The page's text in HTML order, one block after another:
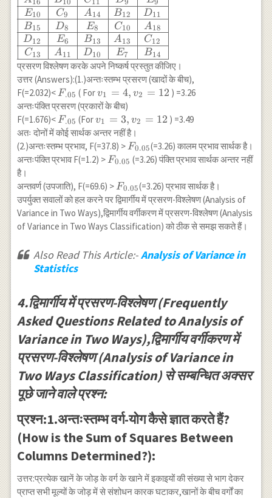
& 23 & 26 &
22 \\ 3 & 17
& 19 & 22 &
20 & 21 \\ 4
& 21 & 18 &
25 & 23 & 24
\\ \hline
\end{array}
{|c|c|c|c|c|}
\hline A_{16}
& B_{10} &
C_{11} &
D_{9} &
E_{9} \\
\hline E_{10}
& C_9 &
A_{14} &
B_{12} &
D_{11} \\
\hline B_{15}
& D_8 & E_8
& C_{10} &
A_{18} \\
\hline D_{12}
& E_6 &
B_{13} &
C_{12} \\
\hline C_{13}
D_{10} &
E_7 &
B_{14} \\
\hline
\end{array}
E10
B15
D12
C13
C9
D8
E6
A11
A14
E8
B13
D10
B12
C10
A13
E7
D11
A18
C12
B14
प्रसरण विश्लेषण करके अपने निष्कर्ष प्रस्तुत कीजिए।
उत्तर (Answers):(1.)अन्तःस्तम्भ प्रसरण (खादों के बीच),
F(=2.032)<F_{.05}
F .05 ( Forv_1=4,
v_2=12
v1 = 4, v2 = 12 ) =3.26
अन्तःपंक्ति प्रसरण (प्रकारों के बीच)
F(=1.676)<F_{.05}
F .05 (Forv_1=3,
v_2=12
v1 = 3, v2 = 12 ) =3.49
अतः दोनों में कोई सार्थक अन्तर नहीं है।
(2.)अन्तःस्तम्भ प्रभाव, F(=37.8) >F_{0.05}
F0.05(=3.26) कालम प्रभाव सार्थक है।
अन्तःपंक्ति प्रभाव F(=1.2) >F_{0.05}
F0.05 (=3.26) पंक्ति प्रभाव सार्थक अन्तर नहीं
है।
अन्तवर्ण (उपजाति), F(=69.6) >F_{0.05}
F0.05(=3.26) प्रभाव सार्थक है।
उपर्युक्त सवालों को हल करने पर द्विमार्गीय में प्रसरण-विश्लेषण (Analysis of
Variance in Two Ways),द्विमार्गीय वर्गीकरण में प्रसरण-विश्लेषण (Analysis
of Variance in Two Ways Classification) को ठीक से समझ सकते हैं।
Also Read This Article:-Analysis of Variance in
Statistics
4.द्विमार्गीय में प्रसरण-विश्लेषण (Frequently
Asked Questions Related to Analysis of
Variance in Two Ways),द्विमार्गीय वर्गीकरण में
प्रसरण-विश्लेषण (Analysis of Variance in
Two Ways Classification) से सम्बन्धित अक्सर
पूछे जाने वाले प्रश्न:
प्रश्न:1.अन्तःस्तम्भ वर्ग-योग कैसे ज्ञात करते हैं?
(How is the Sum of Squares Between
Columns Determined?):
उत्तर:प्रत्येक खानें के जोड़ के वर्ग के खाने में इकाइयों की संख्या से भाग देकर
प्राप्त सभी मूल्यों के जोड़ में से संशोधन कारक घटाकर,खानों के बीच वर्गों का